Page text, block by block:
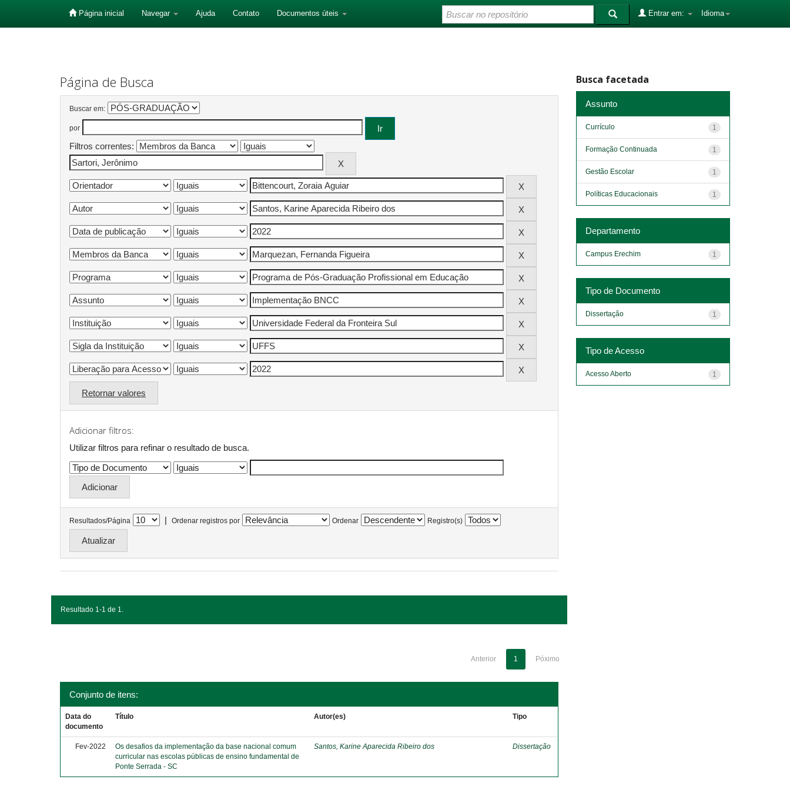
Página inicial Navegar Ajuda Contato Documentos úteis Idioma
Entrar em:
Página de Busca
Buscar em:
por
Filtros correntes:
Retornar valores
Adicionar filtros:
Utilizar filtros para refinar o resultado de busca.
Resultados/Página | Ordenar registros por Ordenar Registro(s)
Resultado 1-1 de 1.
Anterior 1 Póximo
Conjunto de itens:
Data do
documento
Título Autor(es) Tipo
Fev-2022
Os desafios da implementação da base nacional comum
curricular nas escolas públicas de ensino fundamental de
Ponte Serrada - SC
Santos, Karine Aparecida Ribeiro dos Dissertação
Busca facetada
Assunto
1
Currículo
1
Formação Continuada
1
Gestão Escolar
1
Políticas Educacionais
Departamento
1
Campus Erechim
Tipo de Documento
1
Dissertação
Tipo de Acesso
1
Acesso Aberto